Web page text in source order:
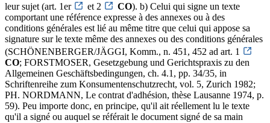
leur sujet (art. 1er
et 2 CO). b) Celui qui signe un texte
comportant une référence expresse à des annexes ou à des
conditions générales est lié au même titre que celui qui appose sa
signature sur le texte même des annexes ou des conditions générales
(SCHÖNENBERGER/JÄGGI, Komm., n. 451, 452 ad art. 1
CO; FORSTMOSER, Gesetzgebung und Gerichtspraxis zu den
Allgemeinen Geschäftsbedingungen, ch. 4.1, pp. 34/35, in
Schriftenreihe zum Konsumentenschutzrecht, vol. 5, Zurich 1982;
PH. NORDMANN, Le contrat d'adhésion, thèse Lausanne 1974, p.
59). Peu importe donc, en principe, qu'il ait réellement lu le texte
qu'il a signé ou auquel se référait le document signé de sa main